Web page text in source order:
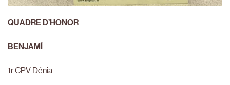
QUADRE D’HONOR
BENJAMÍ
1r CPV Dénia